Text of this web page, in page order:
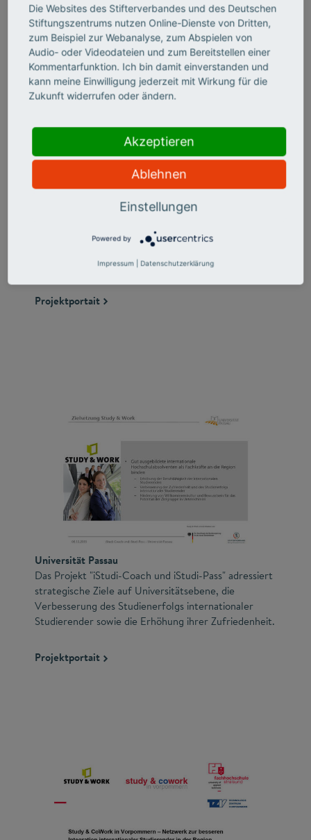
Ernst-Abbe-Hochschule Jena
Im Projekt "STAY – Studieren. Arbeiten. Leben in
Thüringen" steht die Sensibilisierung von Thüringer
Unternehmen und internationalen Studierenden im
Projektportait
Universität Passau
Das Projekt "iStudi-Coach und iStudi-Pass" adressiert
strategische Ziele auf Universitätsebene, die
Verbesserung des Studienerfolgs internationaler
Studierender sowie die Erhöhung ihrer Zufriedenheit.
Projektportait
Die Websites des Stifterverbandes und des Deutschen
Stiftungszentrums nutzen Online-Dienste von Dritten,
zum Beispiel zur Webanalyse, zum Abspielen von
Audio- oder Videodateien und zum Bereitstellen einer
Kommentarfunktion. Ich bin damit einverstanden und
kann meine Einwilligung jederzeit mit Wirkung für die
Zukunft widerrufen oder ändern.
Akzeptieren
Ablehnen
Einstellungen
Powered by
Impressum Datenschutzerklärung